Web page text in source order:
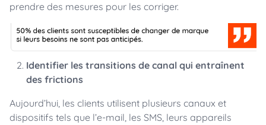
prendre des mesures pour les corriger.
Identifier les transitions de canal qui entraînent
des frictions
Aujourd’hui, les clients utilisent plusieurs canaux et
dispositifs tels que l’e-mail, les SMS, leurs appareils